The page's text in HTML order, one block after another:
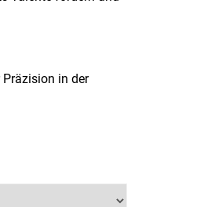
Präzision in der